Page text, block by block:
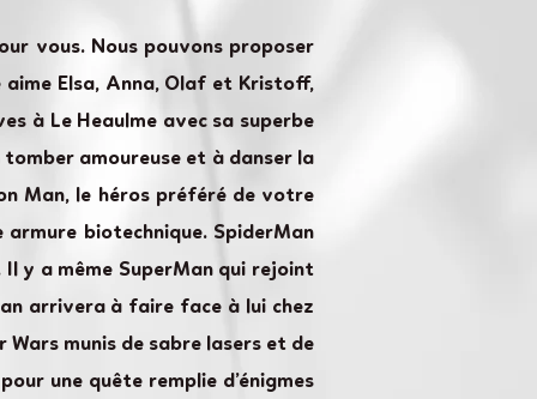
vous. Nous pouvons proposer
aime Elsa, Anna, Olaf et Kristoff,
à Le Heaulme avec sa superbe
amoureuse et à danser la
Man, le héros préféré de votre
biotechnique. SpiderMan
y a même SuperMan qui rejoint
arrivera à faire face à lui chez
munis de sabre lasers et de
une quête remplie d’énigmes